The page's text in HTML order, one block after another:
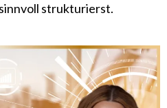
strukturierst.